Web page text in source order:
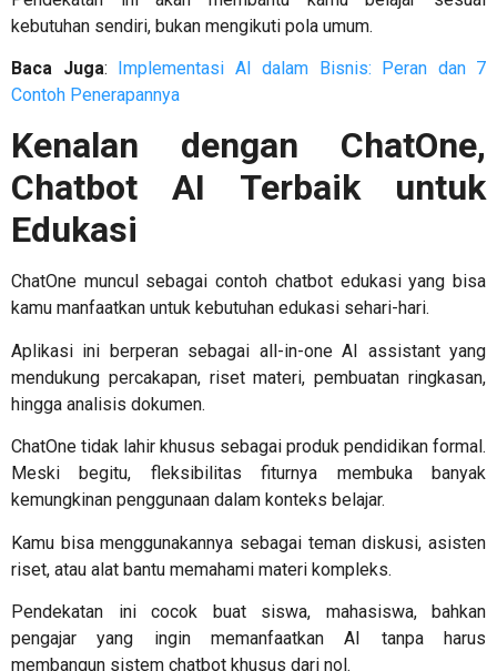
kebutuhan sendiri, bukan mengikuti pola umum.
Baca Juga: Implementasi AI dalam Bisnis: Peran dan 7
Contoh Penerapannya
Kenalan dengan ChatOne,
Chatbot AI Terbaik untuk
Edukasi
ChatOne muncul sebagaicontoh chatbot edukasiyang bisa
kamu manfaatkan untuk kebutuhan edukasi sehari-hari.
Aplikasi ini berperan sebagai all-in-one AI assistant yang
mendukung percakapan, riset materi, pembuatan ringkasan,
hingga analisis dokumen.
ChatOne tidak lahir khusus sebagai produk pendidikan formal.
Meski begitu, fleksibilitas fiturnya membuka banyak
kemungkinan penggunaan dalam konteks belajar.
Kamu bisa menggunakannya sebagai teman diskusi, asisten
riset, atau alat bantu memahami materi kompleks.
Pendekatan ini cocok buat siswa, mahasiswa, bahkan
pengajar yang ingin memanfaatkan AI tanpa harus
membangun sistem chatbot khusus dari nol.